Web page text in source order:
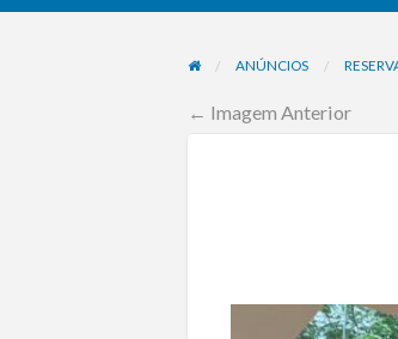
ANÚNCIOS
← Imagem Anterior